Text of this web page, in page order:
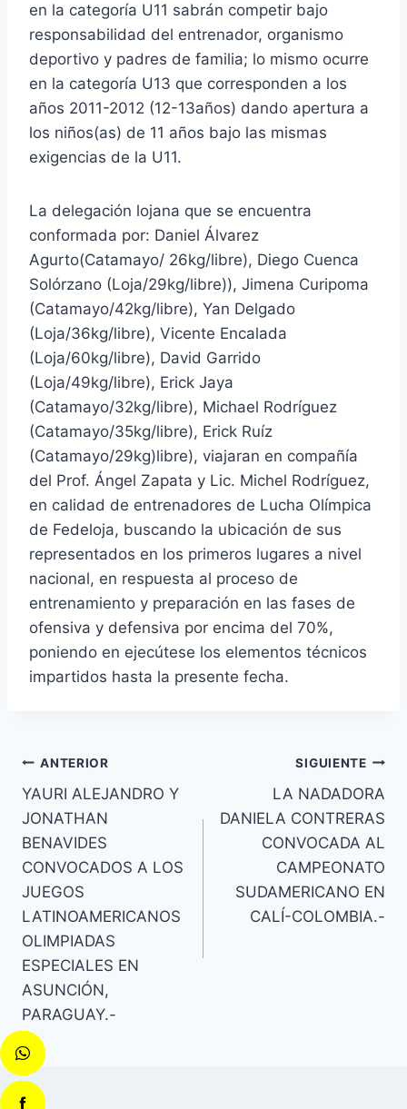
en la categoría U11 sabrán competir bajo
responsabilidad del entrenador, organismo
deportivo y padres de familia; lo mismo ocurre
en la categoría U13 que corresponden a los
años 2011-2012 (12-13años) dando apertura a
los niños(as) de 11 años bajo las mismas
exigencias de la U11.
La delegación lojana que se encuentra
conformada por: Daniel Álvarez
Agurto(Catamayo/ 26kg/libre), Diego Cuenca
Solórzano (Loja/29kg/libre)), Jimena Curipoma
(Catamayo/42kg/libre), Yan Delgado
(Loja/36kg/libre), Vicente Encalada
(Loja/60kg/libre), David Garrido
(Loja/49kg/libre), Erick Jaya
(Catamayo/32kg/libre), Michael Rodríguez
(Catamayo/35kg/libre), Erick Ruíz
(Catamayo/29kg)libre), viajaran en compañía
del Prof. Ángel Zapata y Lic. Michel Rodríguez,
en calidad de entrenadores de Lucha Olímpica
de Fedeloja, buscando la ubicación de sus
representados en los primeros lugares a nivel
nacional, en respuesta al proceso de
entrenamiento y preparación en las fases de
ofensiva y defensiva por encima del 70%,
poniendo en ejecútese los elementos técnicos
impartidos hasta la presente fecha.
ANTERIOR
YAURI ALEJANDRO Y
JONATHAN
BENAVIDES
CONVOCADOS A LOS
JUEGOS
LATINOAMERICANOS
OLIMPIADAS
ESPECIALES EN
ASUNCIÓN,
PARAGUAY.-
SIGUIENTE
LA NADADORA
DANIELA CONTRERAS
CONVOCADA AL
CAMPEONATO
SUDAMERICANO EN
CALÍ-COLOMBIA.-